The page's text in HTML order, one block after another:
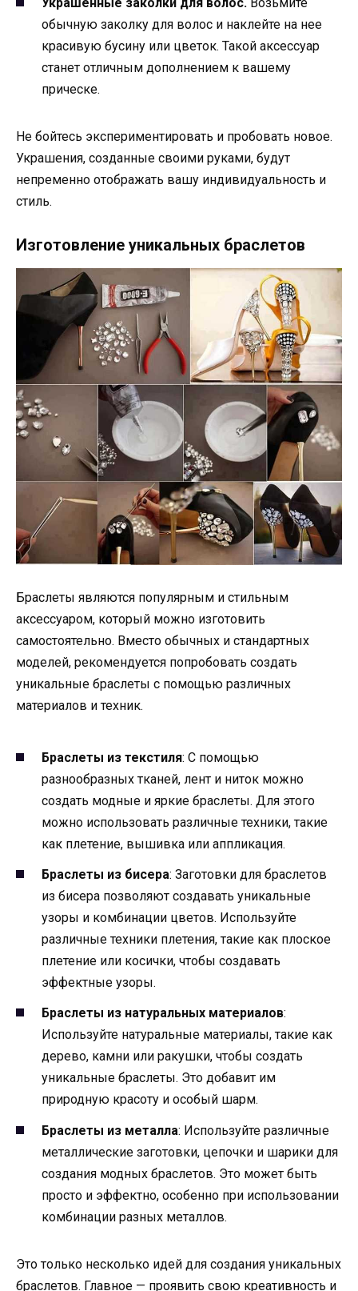
Украшенные заколки для волос. Возьмите
обычную заколку для волос и наклейте на нее
красивую бусину или цветок. Такой аксессуар
станет отличным дополнением к вашему
прическе.
Не бойтесь экспериментировать и пробовать новое.
Украшения, созданные своими руками, будут
непременно отображать вашу индивидуальность и
стиль.
Изготовление уникальных браслетов
Браслеты являются популярным и стильным
аксессуаром, который можно изготовить
самостоятельно. Вместо обычных и стандартных
моделей, рекомендуется попробовать создать
уникальные браслеты с помощью различных
материалов и техник.
Браслеты из текстиля: С помощью
разнообразных тканей, лент и ниток можно
создать модные и яркие браслеты. Для этого
можно использовать различные техники, такие
как плетение, вышивка или аппликация.
Браслеты из бисера: Заготовки для браслетов
из бисера позволяют создавать уникальные
узоры и комбинации цветов. Используйте
различные техники плетения, такие как плоское
плетение или косички, чтобы создавать
эффектные узоры.
Браслеты из натуральных материалов:
Используйте натуральные материалы, такие как
дерево, камни или ракушки, чтобы создать
уникальные браслеты. Это добавит им
природную красоту и особый шарм.
Браслеты из металла: Используйте различные
металлические заготовки, цепочки и шарики для
создания модных браслетов. Это может быть
просто и эффектно, особенно при использовании
комбинации разных металлов.
Это только несколько идей для создания уникальных
браслетов. Главное — проявить свою креативность и